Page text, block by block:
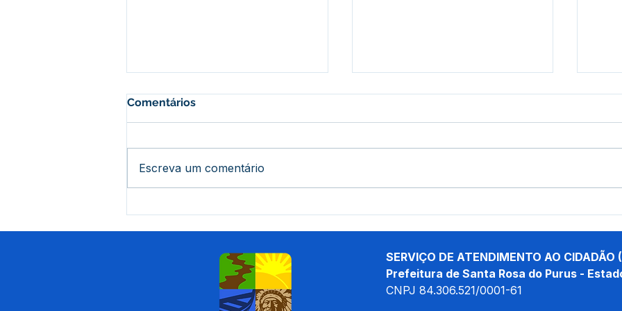
de Santa Rosa do Purus
Comentários
Escreva um comentário
SERVIÇO DE ATENDIMENTO AO CIDADÃO
Prefeitura de Santa Rosa do Purus -
CNPJ 84.306.521/0001-61